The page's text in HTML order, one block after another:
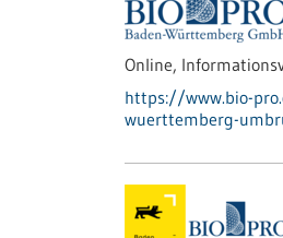
Online,
https://www.bio-
wuerttemberg-